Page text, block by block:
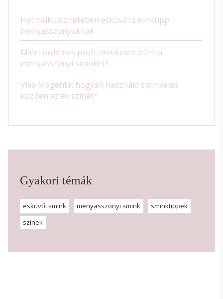
Hat nélkülözhetetlen esküvői sminktipp
menyasszonyoknak
Miért érdemes profi sminkesre bízni a
menyasszonyi sminket?
Viva Magenta: hogyan használd sminkelés
közben az év színét?
Gyakori témák
esküvői smink menyasszonyi smink
sminktippek
színek